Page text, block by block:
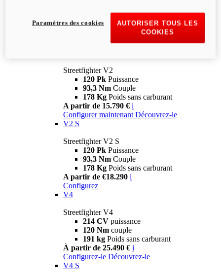
Streetfighter V2
120 Pk Puissance
93,3 Nm Couple
178 Kg Poids sans carburant
A partir de 15.790 € i
Configurer maintenant Découvrez-le
V2 S
Streetfighter V2 S
120 Pk Puissance
93,3 Nm Couple
178 Kg Poids sans carburant
A partir de €18.290 i
Configurez
V4
Streetfighter V4
214 CV puissance
120 Nm couple
191 kg Poids sans carburant
À partir de 25.490 € i
Configurez-le Découvrez-le
V4 S
AUTORISER TOUS LES
COOKIES
Paramètres des cookies